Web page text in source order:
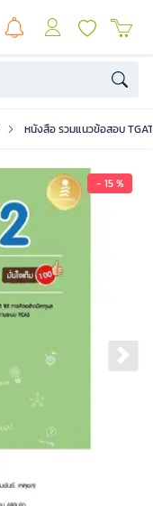
หนังสือ รวมแนวข้อสอบ
- 15 %